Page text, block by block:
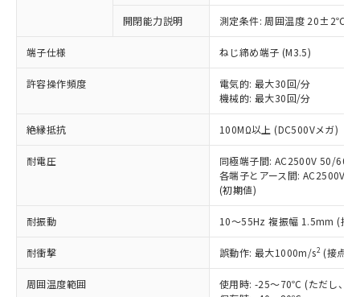
開閉能力説明 測定条件: 周囲温度 20±2℃、
端子仕様 ねじ締め端子 (M3.5)
許容操作頻度
電気的: 最大30回/分
機械的: 最大30回/分
絶縁抵抗 100MΩ以上 (DC500Vメガ)
耐電圧
同極端子間: AC2500V 50/
各端子とアース間: AC2500V
(初期値)
耐振動 10～55Hz 複振幅 1.5mm (接
耐衝撃 誤動作: 最大1000m/s2 (接点
周囲温度範囲
使用時: -25～70℃ (ただし、氷
以下の条件をお読みいただき、同意のうえ
ご利用ください。
本サービスは、当社制御機器事業取扱
商品の当社在庫状況および標準価格
当社制御機器事業取扱商品の中には、
本サービスの対象外となる商品もある
ことをご了承ください。
在庫状況および標準価格照会結果は、
記載している更新日時点での社内デー
タに基づき作成されるものであり、閲
覧された時点での実際の在庫および標
準価格とは異なる場合があることをご
対応予定なし：EU RoHS指令（10物質）の
非含有に非対応の商品で、対応品を出す予
定はありません。
調査・確認中：EU RoHS指令（10物質）の
非含有の対応状況を調査中または確認中の
非該当品：ライセンス料など無形物で、有
害物質有無と関係のない商品です。
いたものが、含有品と判明した場合などや
むを得ず変更することがあります。
六価クロム(Cr(Ⅵ)) 1000ppm以下、ポリ臭化ビフェニル
類(PBB) 1000ppm以下、ポリ臭化ジフェニルエーテル類
(PBDE) 1000ppm以下、フタル酸ビス(2-エチルヘキシ
ル) (DEHP)(別名：DOP) 1000ppm以下、フタル酸ブチ
※1 中国RoHS○×表
「○」：最大均質材料含有率が中国RoHSの
基準値以下であることを示します。
「×」：最大均質材料含有率が中国RoHSの
基準値を超えていることを示します。
「－」：未確認です。当社販売部門へお問
*中国RoHS10物質の基準値 (GB/T26572)：
Pb(鉛) :1000ppm、 Hg(水銀) : 1000ppm、 Cd(カドミウ
Cr(Ⅵ)(六価クロム) : 1000ppm、 PBBs(ポリ臭化ビフェ
ニル類) : 1000ppm、 PBDEs(ポリ臭化ジフェニルエーテ
当社は、これら貴社製品のうち、外国
為替および外国貿易法に定める商品
（以下｢規制貨物等」という）を輸出
または国外への提供する場合は、日本
国政府の輸出許可(または役務取引許
可)を取得するなどの必要な手続きを
当社は規制貨物を破棄する場合は、完
○ 一定数以上の在庫あり